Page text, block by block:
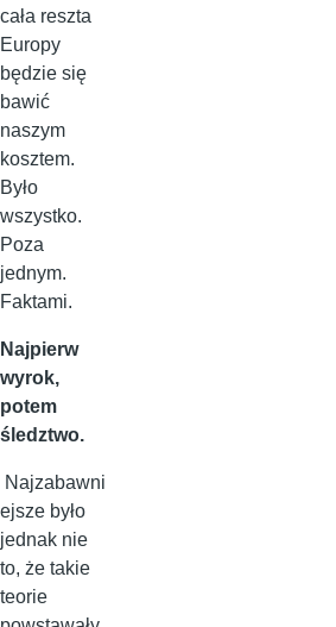
cała reszta
Europy
będzie się
bawić
naszym
kosztem.
Było
wszystko.
Poza
jednym.
Faktami.
Najpierw
wyrok,
potem
śledztwo.
Najzabawni
ejsze było
jednak nie
to, że takie
teorie